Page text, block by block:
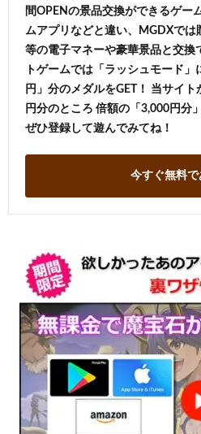
間OPENの景品交換ができるゲー
ムアプリなどと違い、MGDXでは
等の電子マネーや豪華景品と交換
トゲームでは「ラッシュモード
円」分のメダルをGET！ 当サイ
円分のところ 倍額の「3,000円分
ぜひ登録して遊んでみてね！
今すぐ無料で